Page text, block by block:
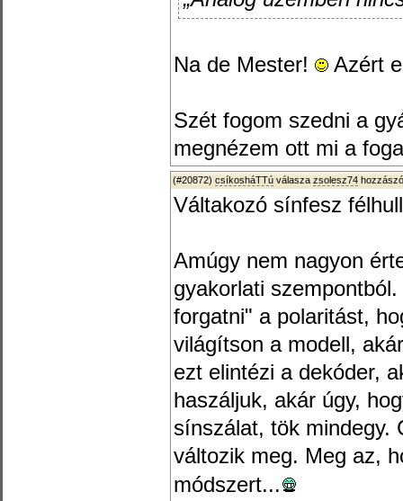
Na de Mester! Azért
Szét fogom szedni a
megnézem ott mi a
(#20872) csíkosháTTú válasza zsolesz74
Váltakozó sínfesz
Amúgy nem nagyon
gyakorlati
forgatni" a polaritást,
világítson a modell,
ezt elintézi a dekóder,
haszáljuk, akár úgy,
sínszálat, tök mindegy.
változik meg. Meg az,
módszert...